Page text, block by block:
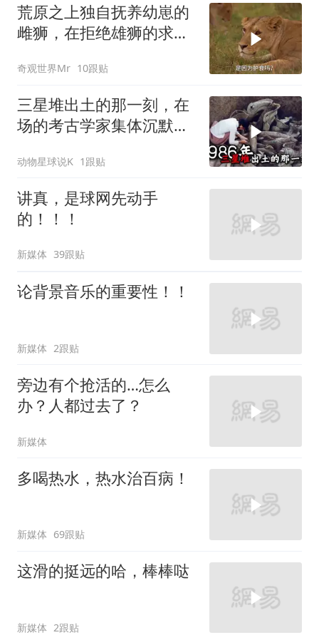
荒原之上独自抚养幼崽的
雌狮，在拒绝雄狮的求偶
奇观世界Mr 10跟贴
三星堆出土的那一刻，在
场的考古学家集体沉默
动物星球说K 1跟贴
讲真，是球网先动手
的！！！
新媒体 39跟贴
论背景音乐的重要性！！
新媒体 2跟贴
旁边有个抢活的…怎么
办？人都过去了？
新媒体
多喝热水，热水治百病！
新媒体 69跟贴
这滑的挺远的哈，棒棒哒
新媒体 2跟贴